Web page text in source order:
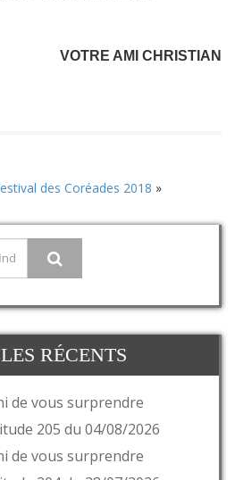
VOTRE AMI CHRISTIAN
des Coréades 2018 »
RÉCENTS
de vous surprendre
205 du 04/08/2026
de vous surprendre